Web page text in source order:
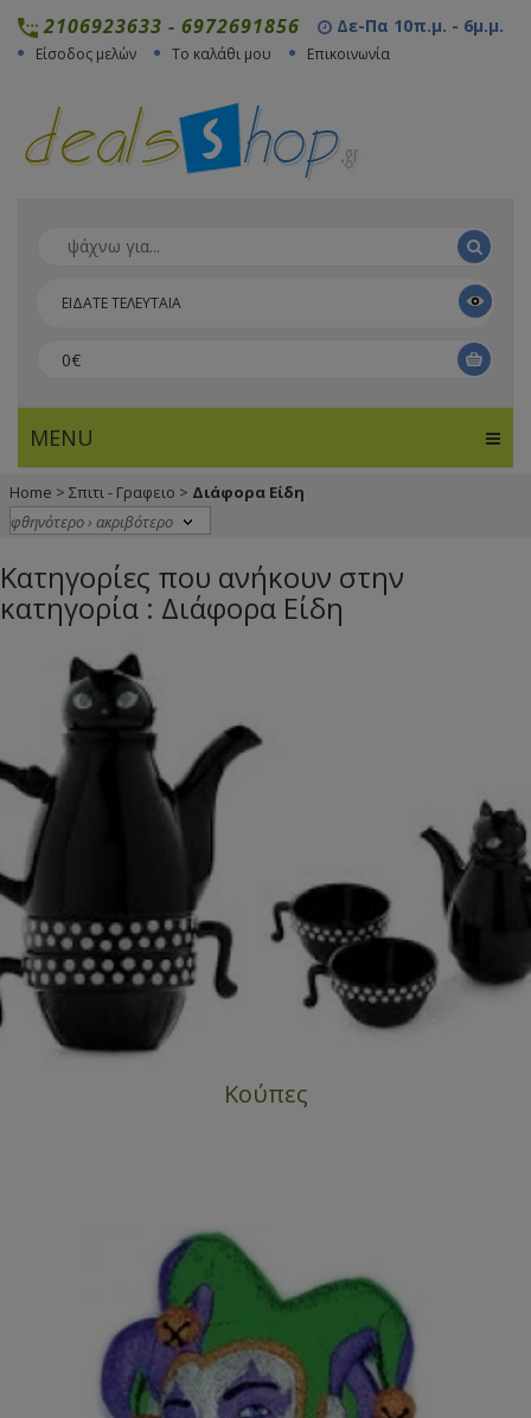
2106923633 - 6972691856 Δε-Πα 10π.μ. - 6μ.μ.
Είσοδος μελών Το καλάθι μου Επικοινωνία
ΕΙΔΑΤΕ ΤΕΛΕΥΤΑΙΑ
0€
MENU
Home > Σπιτι - Γραφειο > Διάφορα Είδη
Κατηγορίες που ανήκουν στην
κατηγορία : Διάφορα Είδη
Κούπες